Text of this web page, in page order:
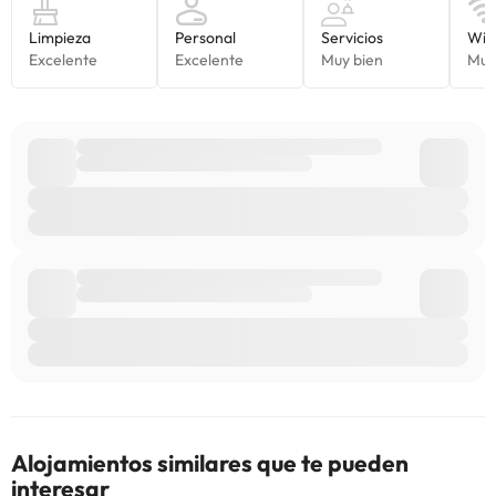
Alojamientos similares que te pueden
interesar